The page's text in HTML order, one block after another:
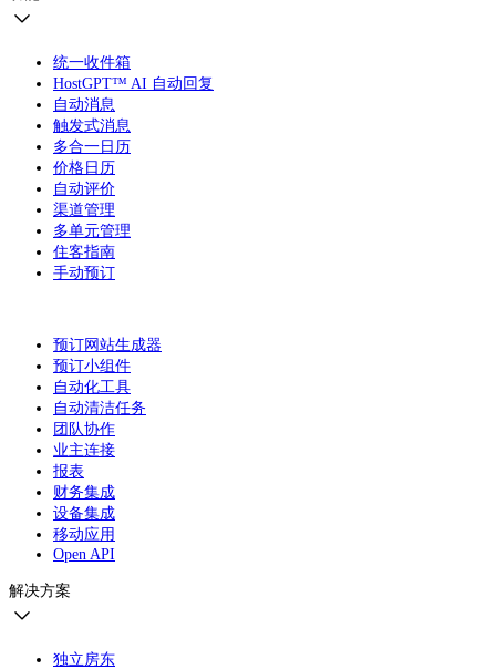
统一收件箱
HostGPT™ AI 自动回复
自动消息
触发式消息
多合一日历
价格日历
自动评价
渠道管理
多单元管理
住客指南
手动预订
预订网站生成器
预订小组件
自动化工具
自动清洁任务
团队协作
业主连接
报表
财务集成
设备集成
移动应用
Open API
解决方案
独立房东